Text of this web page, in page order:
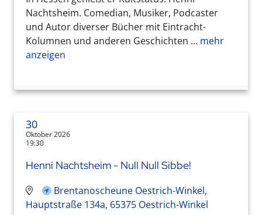
Nachtsheim. Comedian, Musiker, Podcaster
und Autor diverser Bücher mit Eintracht-
Kolumnen und anderen Geschichten ... mehr
anzeigen
30
Oktober 2026
19:30
Henni Nachtsheim - Null Null Sibbe!
Brentanoscheune Oestrich-Winkel,
Hauptstraße 134a, 65375 Oestrich-Winkel